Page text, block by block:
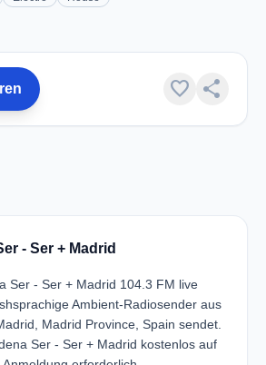
favorite share
- Ser + Madrid
Ser - Ser + Madrid 104.3 FM live
Ambient-Radiosender aus
Madrid Province, Spain sendet.
Ser - Ser + Madrid kostenlos auf